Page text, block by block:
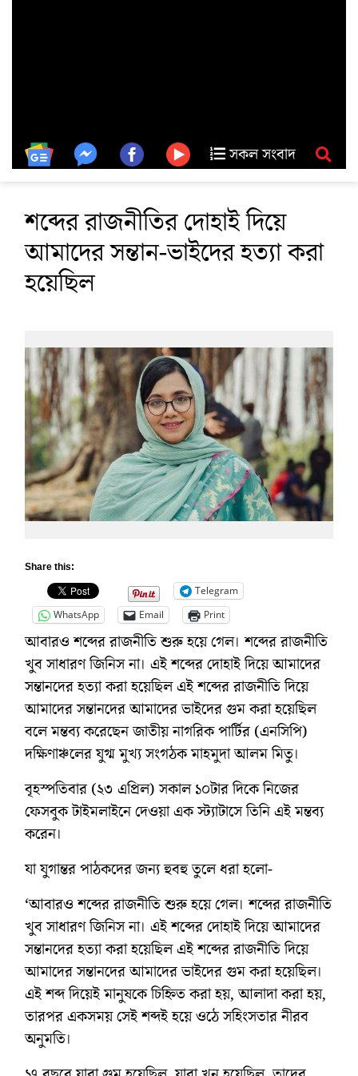
সকল সংবাদ
শব্দের রাজনীতির দোহাই দিয়ে
আমাদের সন্তান-ভাইদের হত্যা করা
হয়েছিল
Share this:
Telegram
WhatsApp
Email Print
আবারও শব্দের রাজনীতি শুরু হয়ে গেল। শব্দের রাজনীতি
খুব সাধারণ জিনিস না। এই শব্দের দোহাই দিয়ে আমাদের
সন্তানদের হত্যা করা হয়েছিল এই শব্দের রাজনীতি দিয়ে
আমাদের সন্তানদের আমাদের ভাইদের গুম করা হয়েছিল
বলে মন্তব্য করেছেন জাতীয় নাগরিক পার্টির (এনসিপি)
দক্ষিণাঞ্চলের যুগ্ম মুখ্য সংগঠক মাহমুদা আলম মিতু।
বৃহস্পতিবার (২৩ এপ্রিল) সকাল ১০টার দিকে নিজের
ফেসবুক টাইমলাইনে দেওয়া এক স্ট্যাটাসে তিনি এই মন্তব্য
করেন।
যা যুগান্তর পাঠকদের জন্য হুবহু তুলে ধরা হলো-
‘আবারও শব্দের রাজনীতি শুরু হয়ে গেল। শব্দের রাজনীতি
খুব সাধারণ জিনিস না। এই শব্দের দোহাই দিয়ে আমাদের
সন্তানদের হত্যা করা হয়েছিল এই শব্দের রাজনীতি দিয়ে
আমাদের সন্তানদের আমাদের ভাইদের গুম করা হয়েছিল।
এই শব্দ দিয়েই মানুষকে চিহ্নিত করা হয়, আলাদা করা হয়,
তারপর একসময় সেই শব্দই হয়ে ওঠে সহিংসতার নীরব
অনুমতি।